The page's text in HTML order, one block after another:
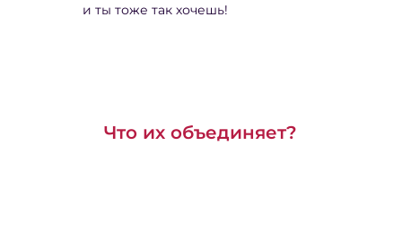
и ты тоже так хочешь!
Что их объединяет?